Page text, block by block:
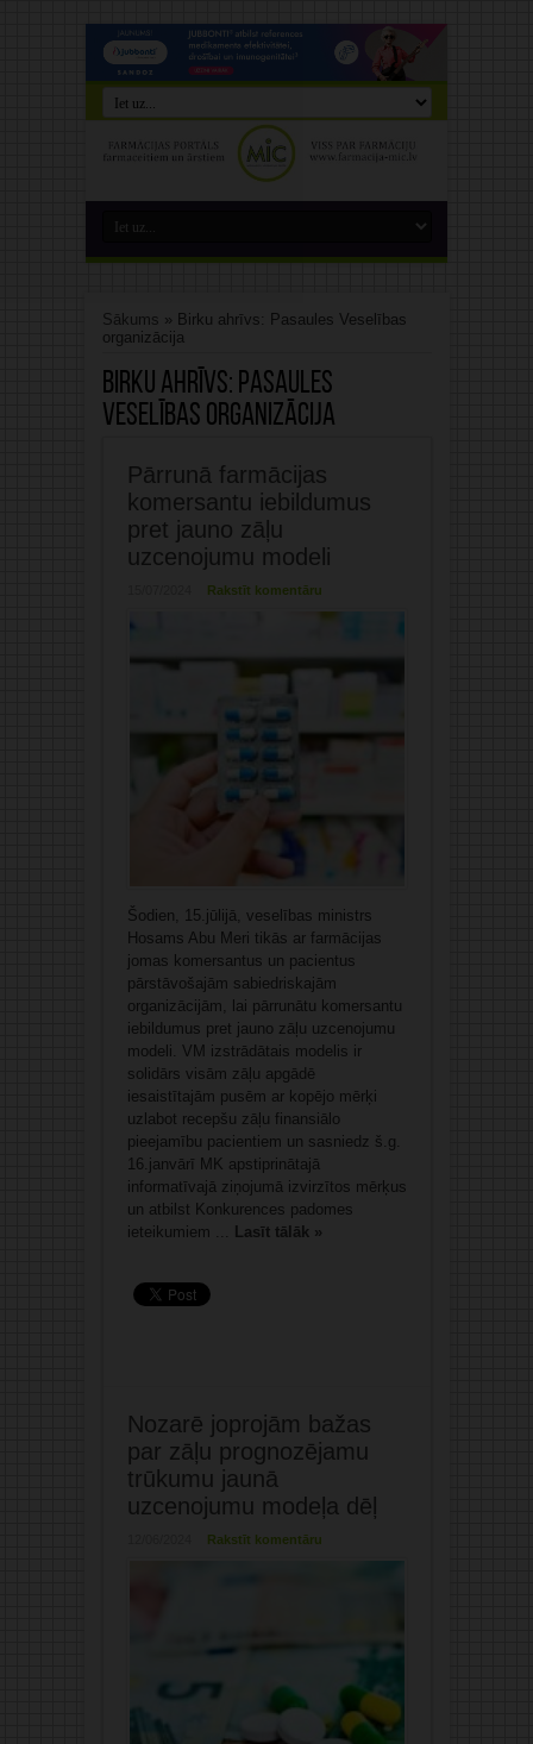
Sākums » Birku ahrīvs: Pasaules Veselības
organizācija
Birku ahrīvs: Pasaules
Veselības organizācija
Pārrunā farmācijas
komersantu iebildumus
pret jauno zāļu
uzcenojumu modeli
Rakstīt komentāru
Šodien, 15.jūlijā, veselības ministrs
Hosams Abu Meri tikās ar farmācijas
jomas komersantus un pacientus
pārstāvošajām sabiedriskajām
organizācijām, lai pārrunātu komersantu
iebildumus pret jauno zāļu uzcenojumu
modeli. VM izstrādātais modelis ir
solidārs visām zāļu apgādē
iesaistītajām pusēm ar kopējo mērķi
uzlabot recepšu zāļu finansiālo
pieejamību pacientiem un sasniedz š.g.
16.janvārī MK apstiprinātajā
informatīvajā ziņojumā izvirzītos mērķus
un atbilst Konkurences padomes
ieteikumiem ... Lasīt tālāk »
Nozarē joprojām bažas
par zāļu prognozējamu
trūkumu jaunā
uzcenojumu modeļa dēļ
Rakstīt komentāru